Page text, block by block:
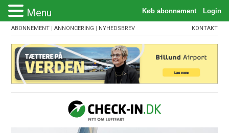
ABONNEMENT |ANNONCERING | NYHEDSBREV KONTAKT
Menu